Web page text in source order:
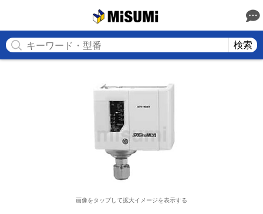
検索
画像をタップして拡大イメージを表示する